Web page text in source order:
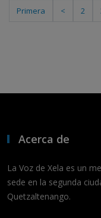
Primera < 2
Acerca de
La Voz de Xela es un
sede en la segunda
Quetzaltenango.